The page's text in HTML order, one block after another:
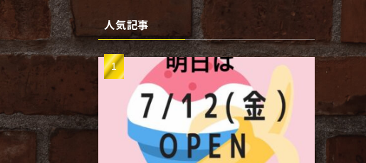
人気記事